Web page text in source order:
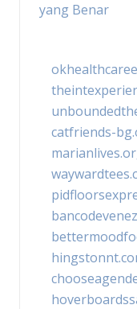
yang Benar
catfriends-